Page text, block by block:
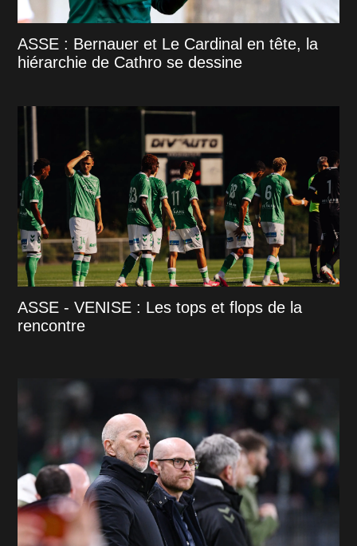
ASSE : Bernauer et Le Cardinal en tête, la
hiérarchie de Cathro se dessine
ASSE - VENISE : Les tops et flops de la
rencontre